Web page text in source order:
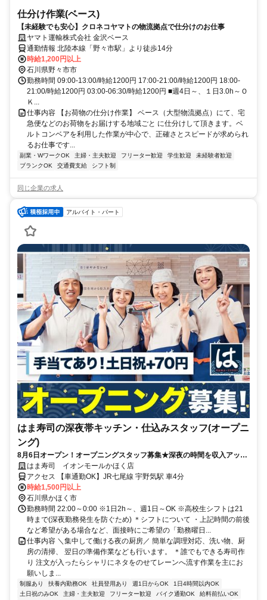
仕分け作業(ベース)
【未経験でも安心】クロネコヤマトの物流拠点で仕分けのお仕事
ヤマト運輸株式会社 金沢ベース
通勤情報 北陸本線「野々市駅」より徒歩14分
時給1,200円以上
石川県野々市市
勤務時間 09:00-13:00/時給1200円 17:00-21:00/時給1200円 18:00-
21:00/時給1200円 03:00-06:30/時給1200円 ■週4日～、１日3.0h～Ｏ
Ｋ...
仕事内容 【お荷物の仕分け作業】 ベース（大型物流拠点）にて、宅
急便などのお荷物をお届けする地域ごと に仕分けして頂きます。ベ
ルトコンベアを利用した作業が中心で、正確さとスピードが求められ
るお仕事です...
副業・WワークOK 主婦・主夫歓迎 フリーター歓迎 学生歓迎
未経験者歓迎
ブランクOK
交通費支給 シフト制
同じ企業の求人
アルバイト・パート
はま寿司の深夜帯キッチン・仕込みスタッフ(オープニ
ング)
8月6日オープン！オープニングスタッフ募集★深夜の時間を収入アップ
に！フリーター多数活躍中♪高収入を目指せる環境です！
はま寿司 イオンモールかほく店
アクセス 【車通勤OK】JR七尾線 宇野気駅 車4分
時給1,500円以上
石川県かほく市
勤務時間 22:00～0:00 ※1日2h～、週1日～OK ※高校生シフトは21
時まで(深夜勤務発生を防ぐため) ＊シフトについて ・上記時間の前後
など希望がある場合など、面接時にご希望の「勤務曜日...
仕事内容 ＼集中して働ける夜の厨房／ 簡単な調理対応、洗い物、厨
房の清掃、 翌日の準備作業なども行います。 ＊誰でもできる寿司作
り 注文が入ったらシャリにネタをのせてレーンへ流す作業を主にお
願いしま...
制服あり 扶養内勤務OK 社員登用あり 週1日からOK
1日4時間以内OK
土日祝のみOK
主婦・主夫歓迎 フリーター歓迎 バイク通勤OK
給料前払いOK